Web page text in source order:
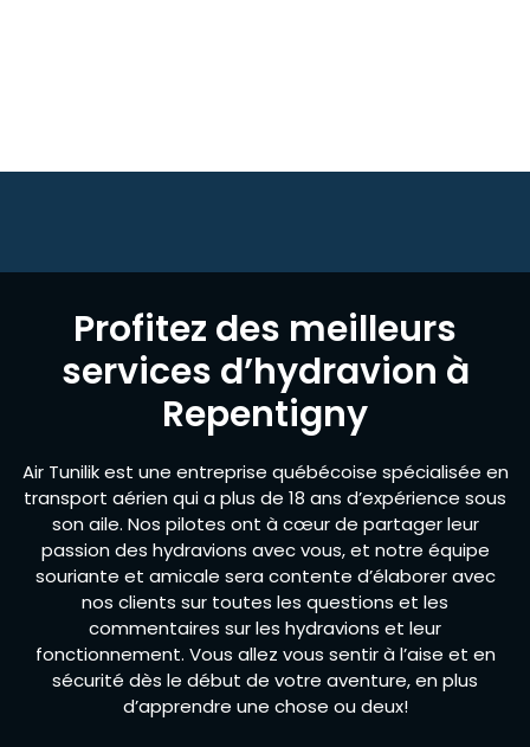
Profitez des meilleurs
services d’hydravion à
Repentigny
Air Tunilik est une entreprise québécoise spécialisée en
transport aérien qui a plus de 18 ans d’expérience sous
son aile. Nos pilotes ont à cœur de partager leur
passion des hydravions avec vous, et notre équipe
souriante et amicale sera contente d’élaborer avec
nos clients sur toutes les questions et les
commentaires sur les hydravions et leur
fonctionnement. Vous allez vous sentir à l’aise et en
sécurité dès le début de votre aventure, en plus
d’apprendre une chose ou deux!